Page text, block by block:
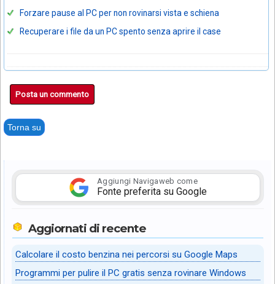
Forzare pause al PC per non rovinarsi vista e schiena
Recuperare i file da un PC spento senza aprire il case
Posta un commento
Torna su
Aggiungi Navigaweb come
Fonte preferita su Google
Aggiornati di recente
Calcolare il costo benzina nei percorsi su Google Maps
Programmi per pulire il PC gratis senza rovinare Windows